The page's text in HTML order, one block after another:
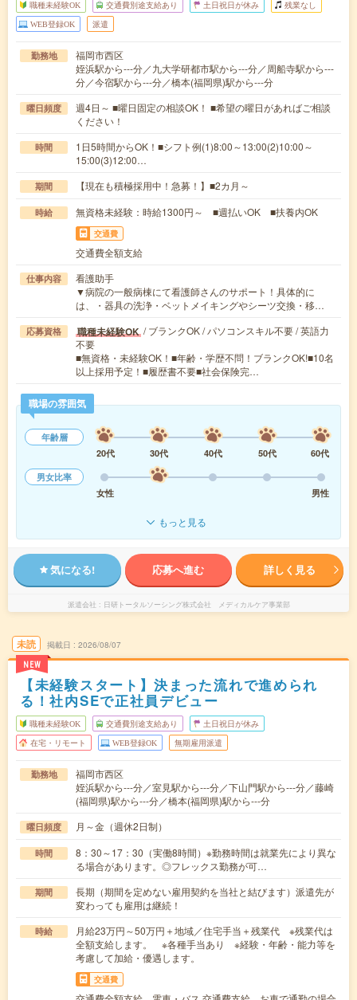
職種未経験OK 交通費別途支給あり 土日祝日が休み 残業なし
WEB登録OK 派遣
勤務地
福岡市西区
姪浜駅から---分／九大学研都市駅から---分／周船寺駅から---
分／今宿駅から---分／橋本(福岡県)駅から---分
曜日頻度
週4日～ ■曜日固定の相談OK！ ■希望の曜日があればご相談
ください！
時間
1日5時間からOK！■シフト例(1)8:00～13:00(2)10:00～
15:00(3)12:00…
期間 【現在も積極採用中！急募！】■2カ月～
時給 無資格未経験：時給1300円～ ■週払いOK ■扶養内OK
交通費
交通費全額支給
仕事内容
看護助手
▼病院の一般病棟にて看護師さんのサポート！具体的に
は、・器具の洗浄・ベットメイキングやシーツ交換・移…
応募資格 職種未経験OK / ブランクOK / パソコンスキル不要 / 英語力
不要
■無資格・未経験OK！■年齢・学歴不問！ブランクOK!■10名
以上採用予定！■履歴書不要■社会保険完…
職場の雰囲気
年齢層
20代
30代 40代 50代
60代
男女比率
女性
男性
もっと見る
気になる! 応募へ進む 詳しく見る
派遣会社 日研トータルソーシング株式会社 メディカルケア事業部
未読
NEW
掲載日 2026/08/07
【未経験スタート】決まった流れで進められ
る！社内SEで正社員デビュー
職種未経験OK 交通費別途支給あり 土日祝日が休み
在宅・リモート WEB登録OK 無期雇用派遣
勤務地
福岡市西区
姪浜駅から---分／室見駅から---分／下山門駅から---分／藤崎
(福岡県)駅から---分／橋本(福岡県)駅から---分
曜日頻度 月～金（週休2日制）
時間
8：30～17：30（実働8時間）※勤務時間は就業先により異な
る場合があります。◎フレックス勤務が可…
期間
長期（期間を定めない雇用契約を当社と結びます）派遣先が
変わっても雇用は継続！
時給
月給23万円～50万円＋地域／住宅手当＋残業代 ※残業代は
全額支給します。 ※各種手当あり ※経験・年齢・能力等を
考慮して加給・優遇します。
交通費